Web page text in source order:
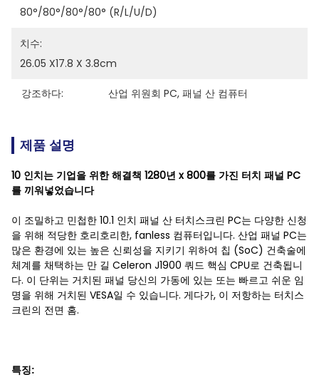
80°/80°/80°/80° (R/L/U/D)
치수:
26.05 X17.8 X 3.8cm
강조하다: 산업 위원회 PC, 패널 산 컴퓨터
제품 설명
10 인치는 기업을 위한 해결책 1280년 x 800를 가진 터치 패널 PC
를 끼워넣었습니다
이 조밀하고 민첩한 10.1 인치 패널 산 터치스크린 PC는 다양한 신청
을 위해 적당한 호리호리한, fanless 컴퓨터입니다. 산업 패널 PC는
많은 환경에 있는 높은 신뢰성을 지키기 위하여 칩 (SoC) 건축술에
체계를 채택하는 만 길 Celeron J1900 쿼드 핵심 CPU로 건축됩니
다. 이 단위는 거치된 패널 당신의 가동에 있는 또는 빠르고 쉬운 임
명을 위해 거치된 VESA일 수 있습니다. 게다가, 이 저항하는 터치스
크린의 전면 홈.
특징: